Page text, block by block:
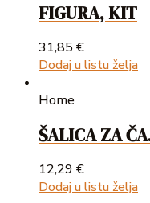
FIGURA, KIT
31,85€
Dodaj u listu želja
Home
ŠALICA ZA
12,29 €
Dodaj u listu želja